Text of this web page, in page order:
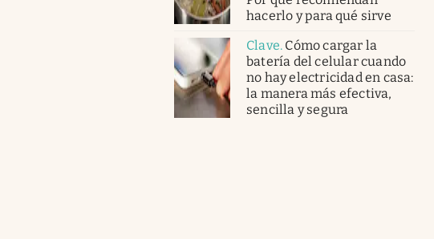
hacerlo y para qué sirve
Clave. Cómo cargar la
batería del celular cuando
no hay electricidad en casa:
la manera más efectiva,
sencilla y segura